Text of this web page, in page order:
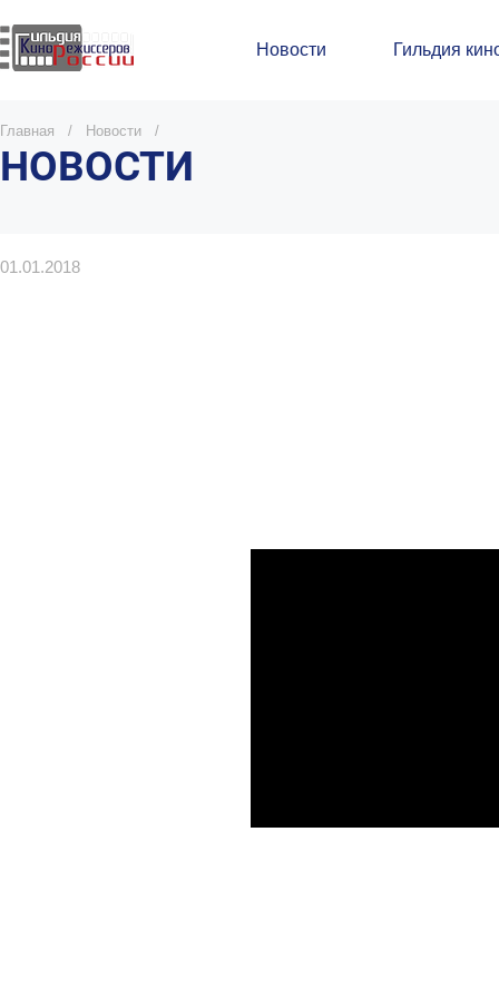
Новости Гильдия
Главная / Новости /
НОВОСТИ
01.01.2018